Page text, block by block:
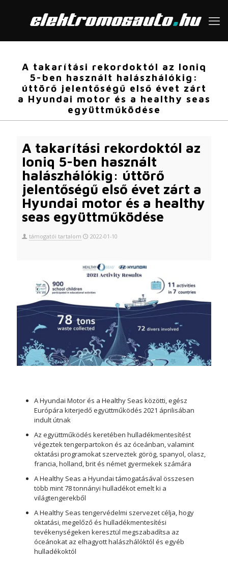
A takarítási rekordoktól az Ioniq
5-ben használt halászhálókig:
úttörő jelentőségű első évet zárt
a Hyundai motor és a healthy seas
együttműködése
A takarítási rekordoktól az
Ioniq 5-ben használt
halászhálókig: úttörő
jelentőségű első évet zárt a
Hyundai motor és a healthy
seas együttműködése
támogatói tartalom 2022-01-10
A Hyundai Motor és a Healthy Seas közötti, egész
Európára kiterjedő együttműködés 2021 áprilisában
indult útnak
Az együttműködés keretében hulladékmentesítést
végeztek tengerpartokon és az óceánban, valamint
oktatási programokat szerveztek görög, spanyol, olasz,
francia, holland, brit és német gyermekek számára
A Healthy Seas a Hyundai támogatásával összesen
több mint 78 tonnányi hulladékot emelt ki a
világtengerekből
A Healthy Seas tengervédelmi szervezet célja, hogy
oktatási, megelőző és hulladékmentesítési
tevékenységeken keresztül megszabadítsa az
óceánokat az elhagyott halászhálóktól és egyéb
hulladékoktól